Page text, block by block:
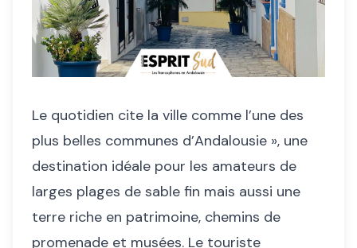
Le quotidien cite la ville comme l’une des
plus belles communes d’Andalousie », une
destination idéale pour les amateurs de
larges plages de sable fin mais aussi une
terre riche en patrimoine, chemins de
promenade et musées. Le touriste